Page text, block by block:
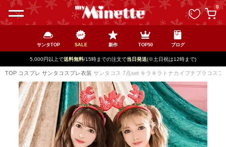
0
サンタTOP SALE 新作 TOP50 ブログ
5,000円以上で送料無料/15時までの注文で当日発送(※土日祝は12時まで)
TOP コスプレ サンタコスプレ衣装 サンタコス 7点set キラキラトナカイプチプラコス
ペー
ジト
ップ